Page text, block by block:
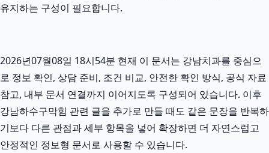
유지하는 구성이 필요합니다.
2026년07월08일 18시54분 현재 이 문서는 강남치과를 중심으
로 정보 확인, 상담 준비, 조건 비교, 안전한 확인 방식, 공식 자료
참고, 내부 문서 연결까지 이어지도록 구성되어 있습니다. 이후
강남하수구막힘 관련 글을 추가로 만들 때도 같은 문장을 반복하
기보다 다른 관점과 세부 항목을 넣어 확장하면 더 자연스럽고
안정적인 정보형 문서로 사용할 수 있습니다.